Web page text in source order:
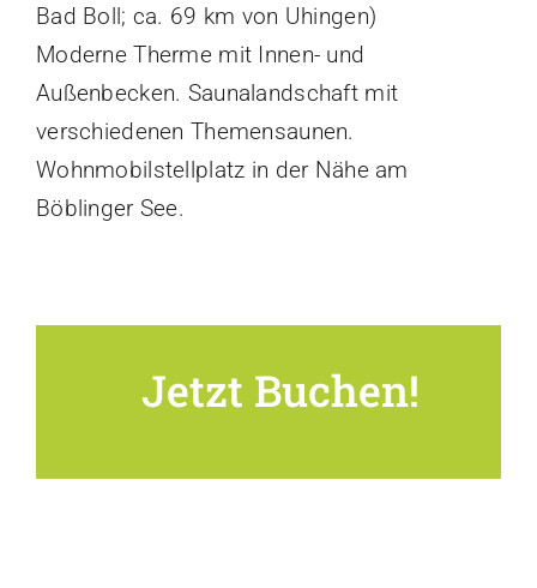
Bad Boll; ca. 69 km von Uhingen)
Moderne Therme mit Innen- und
Außenbecken. Saunalandschaft mit
verschiedenen Themensaunen.
Wohnmobilstellplatz in der Nähe am
Böblinger See.
Jetzt Buchen!